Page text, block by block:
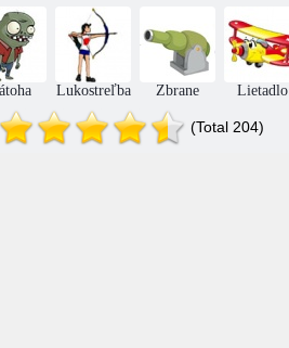
Noob zachráni
dedinu
Vypúšťanie
Lukostreľba Zbrane Lietadlo
(Total 204)